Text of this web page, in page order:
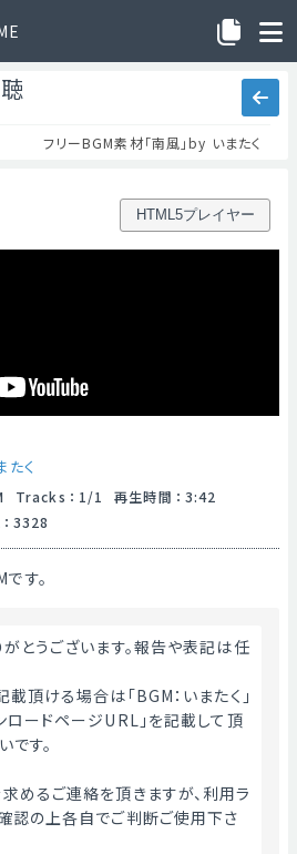
フリーBGM素材「南風」by いまたく
HTML5プレイヤー
たく
Tracks ： 1/1 再生時間 ： 3:42
： 3328
す。
載頂ける場合は「BGM：いまたく」
ロードページURL」を記載して頂
です。
めるご連絡を頂きますが、利用ラ
認の上各自でご判断ご使用下さ